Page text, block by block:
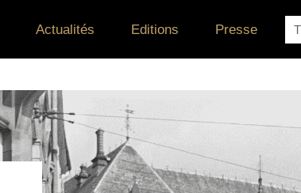
Actualités Editions Presse